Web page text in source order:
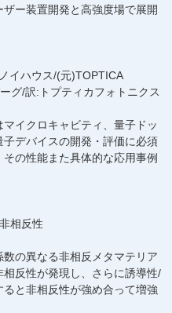
ー装置開発と高強度場で展開
イハウス/(元)TOPTICA
グ/訳:トプティカフォトニクス
イクロキャビティ、量子ドッ
子デバイスの開発・評価に必須
の性能また具体的な応用事例
相反性
の異なる非相反メタマテリア
反性が発現し、さらに誘導性/
と非相反性が強め合って増強